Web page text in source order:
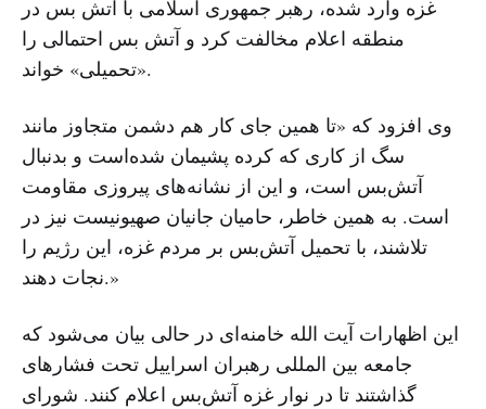
غزه وارد شده، رهبر جمهوری اسلامی با آتش بس در
منطقه اعلام مخالفت کرد و آتش بس احتمالی را
«تحمیلی» خواند.
وی افزود که «تا همین جای کار هم دشمن متجاوز مانند
سگ از کاری که کرده پشیمان شده‌است و بدنبال
آتش‌بس است، و این از نشانه‌های پیروزی مقاومت
است. به همین خاطر، حامیان جانیان صهیونیست نیز در
تلاشند، با تحمیل آتش‌بس بر مردم غزه، این رژیم را
نجات دهند.»
این اظهارات آیت الله خامنه‌ای در حالی بیان می‌شود که
جامعه بین المللی رهبران اسراییل تحت فشارهای
گذاشتند تا در نوار غزه آتش‌بس اعلام کنند. شورای